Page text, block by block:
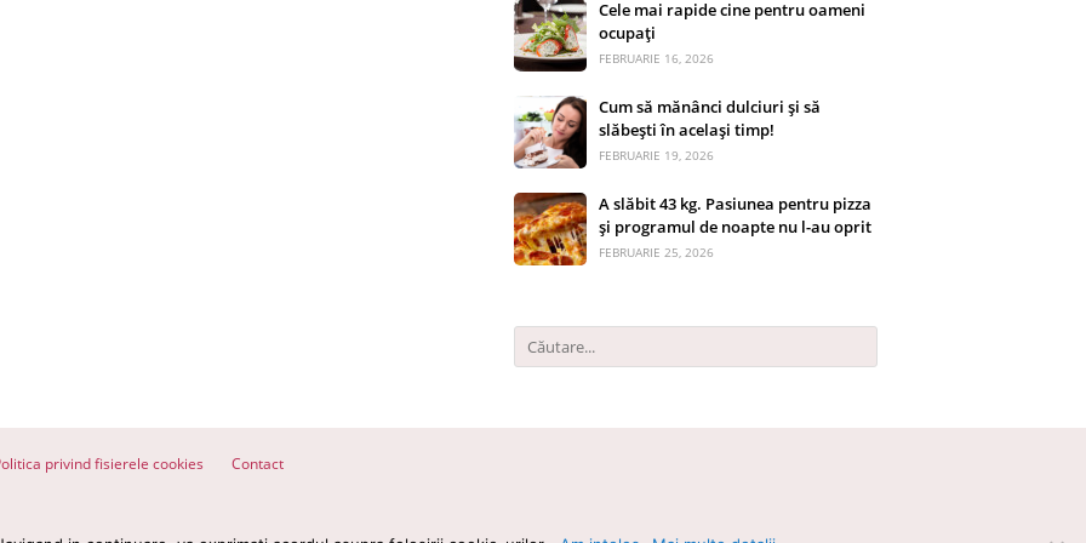
Cele mai rapide cine pentru oameni
ocupați
FEBRUARIE 16, 2026
Cum să mănânci dulciuri și să
slăbești în același timp!
FEBRUARIE 19, 2026
A slăbit 43 kg. Pasiunea pentru pizza
și programul de noapte nu l-au oprit
FEBRUARIE 25, 2026
privind fisierele cookies Contact